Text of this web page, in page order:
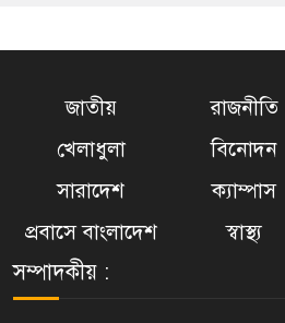
জাতীয় রাজনীতি
খেলাধুলা
বিনোদন
সারাদেশ
ক্যাম্পাস
প্রবাসে বাংলাদেশ
স্বাস্থ্য
সম্পাদকীয় :